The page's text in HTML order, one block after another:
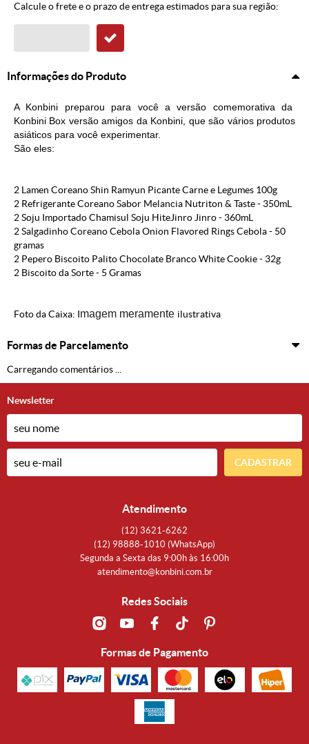
Calcule o frete e o prazo de entrega estimados para sua região:
Informações do Produto
A Konbini preparou para você a versão comemorativa da
Konbini Box versão amigos da Konbini , que são vários produtos
asiáticos para você experimentar.
São eles:
2 Lamen Coreano Shin Ramyun Picante Carne e Legumes 100g
2 Refrigerante Coreano Sabor Melancia Nutriton & Taste - 350mL
2 Soju Importado Chamisul Soju HiteJinro Jinro - 360mL
2 Salgadinho Coreano Cebola Onion Flavored Rings Cebola - 50
gramas
2 Pepero Biscoito Palito Chocolate Branco White Cookie - 32g
2 Biscoito da Sorte - 5 Gramas
Foto da Caixa: Imagem meramente ilustrativa
Formas de Parcelamento
Carregando comentários ...
Newsletter
CADASTRAR
Atendimento
(12) 3621-6262
(12) 98888-1010 (WhatsApp)
Segunda a Sexta das 9:00h às 16:00h
atendimento@konbini.com.br
Redes Sociais
Formas de Pagamento